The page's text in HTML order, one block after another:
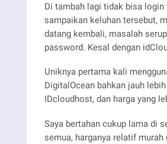
Di tambah lagi tidak bisa login
sampaikan keluhan tersebut,
datang kembali, masalah
password. Kesal dengan
Uniknya pertama kali
DigitalOcean bahkan jauh
IDcloudhost, dan harga yang
Saya bertahan cukup lama di
semua, harganya relatif murah